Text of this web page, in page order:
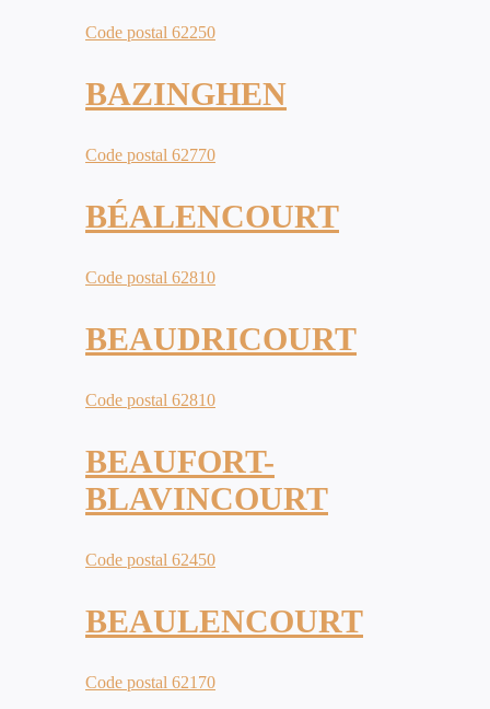
Code postal 62250
BAZINGHEN
Code postal 62770
BÉALENCOURT
Code postal 62810
BEAUDRICOURT
Code postal 62810
BEAUFORT-
BLAVINCOURT
Code postal 62450
BEAULENCOURT
Code postal 62170